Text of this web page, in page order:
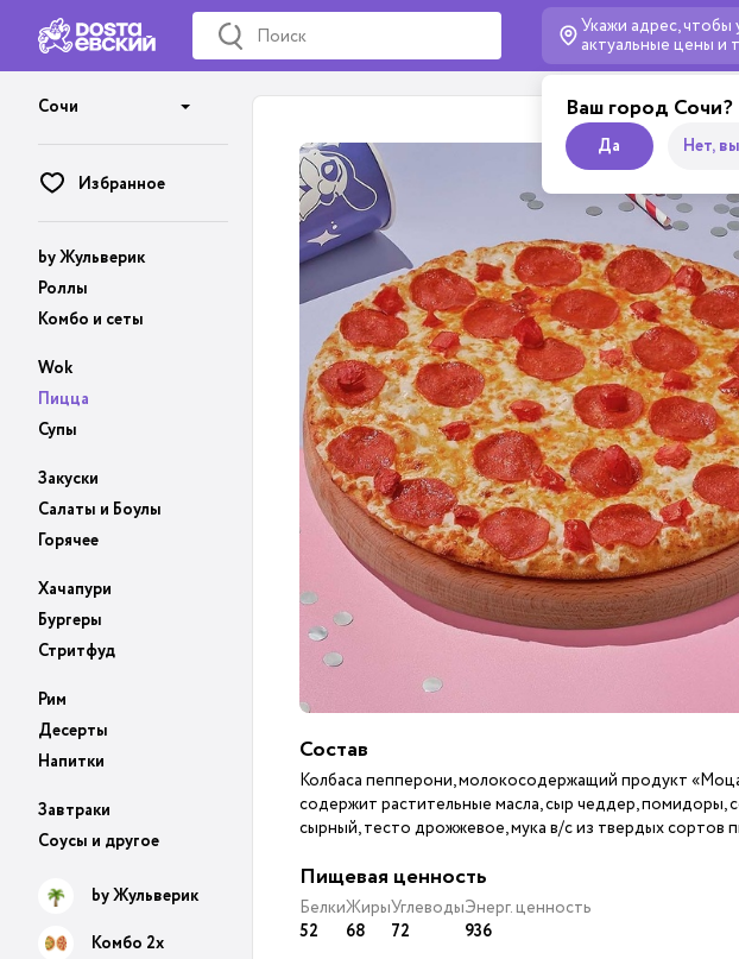
Укажи адрес, чтобы
актуальные цены и
Ваш город Сочи?
Да Нет,
Сочи
Избранное
by Жульверик
Роллы
Комбо и сеты
Wok
Пицца
Супы
Закуски
Салаты и Боулы
Горячее
Хачапури
Бургеры
Стритфуд
Рим
Десерты
Напитки
Завтраки
Соусы и другое
by Жульверик
Комбо 2х
Состав
Колбаса пепперони, молокосодержащий продукт
содержит растительные масла, сыр чеддер, помидоры,
сырный, тесто дрожжевое, мука в/с из твердых сортов
Пищевая ценность
Белки
52
Жиры
68
Углеводы
72
Энерг. ценность
936